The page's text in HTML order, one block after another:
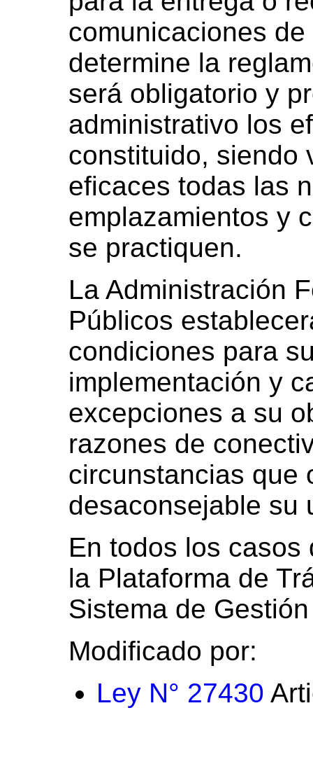
comunicaciones
determine la
será obligatorio y
administrativo los
constituido, siendo
eficaces todas las
emplazamientos y
se practiquen.
La Administración
Públicos
condiciones para
implementación y
excepciones a su
razones de
circunstancias que
desaconsejable su
En todos los casos
la Plataforma de
Sistema de
Modificado por:
Ley N° 27430